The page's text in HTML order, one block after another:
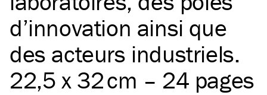
d’innovation ainsi que
des acteurs industriels.
22,5 x 32 cm – 24 pages